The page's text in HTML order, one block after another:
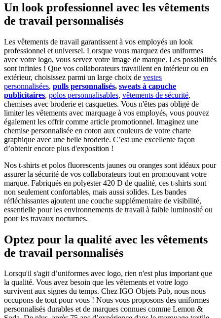
Un look professionnel avec les vêtements
de travail personnalisés
Les vêtements de travail garantissent à vos employés un look
professionnel et universel. Lorsque vous marquez des uniformes
avec votre logo, vous servez votre image de marque. Les possibilités
sont infinies ! Que vos collaborateurs travaillent en intérieur ou en
extérieur, choisissez parmi un large choix de vestes
personnalisées, pulls personnalisés, sweats à capuche
publicitaires, polos personnalisables, vêtements de sécurité,
chemises avec broderie et casquettes. Vous n'êtes pas obligé de
limiter les vêtements avec marquage à vos employés, vous pouvez
également les offrir comme article promotionnel. Imaginez une
chemise personnalisée en coton aux couleurs de votre charte
graphique avec une belle broderie. C’est une excellente façon
d’obtenir encore plus d'exposition !
Nos t-shirts et polos fluorescents jaunes ou oranges sont idéaux pour
assurer la sécurité de vos collaborateurs tout en promouvant votre
marque. Fabriqués en polyester 420 D de qualité, ces t-shirts sont
non seulement confortables, mais aussi solides. Les bandes
réfléchissantes ajoutent une couche supplémentaire de visibilité,
essentielle pour les environnements de travail à faible luminosité ou
pour les travaux nocturnes.
Optez pour la qualité avec les vêtements
de travail personnalisés
Lorsqu'il s'agit d’uniformes avec logo, rien n'est plus important que
la qualité. Vous avez besoin que les vêtements et votre logo
survivent aux signes du temps. Chez IGO Objets Pub, nous nous
occupons de tout pour vous ! Nous vous proposons des uniformes
personnalisés durables et de marques connues comme Lemon &